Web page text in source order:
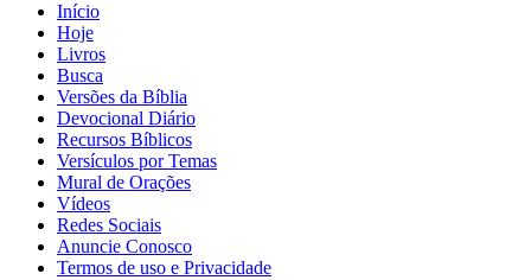
Início
Hoje
Livros
Busca
Versões da Bíblia
Devocional Diário
Recursos Bíblicos
Versículos por Temas
Mural de Orações
Vídeos
Redes Sociais
Anuncie Conosco
Termos de uso e Privacidade